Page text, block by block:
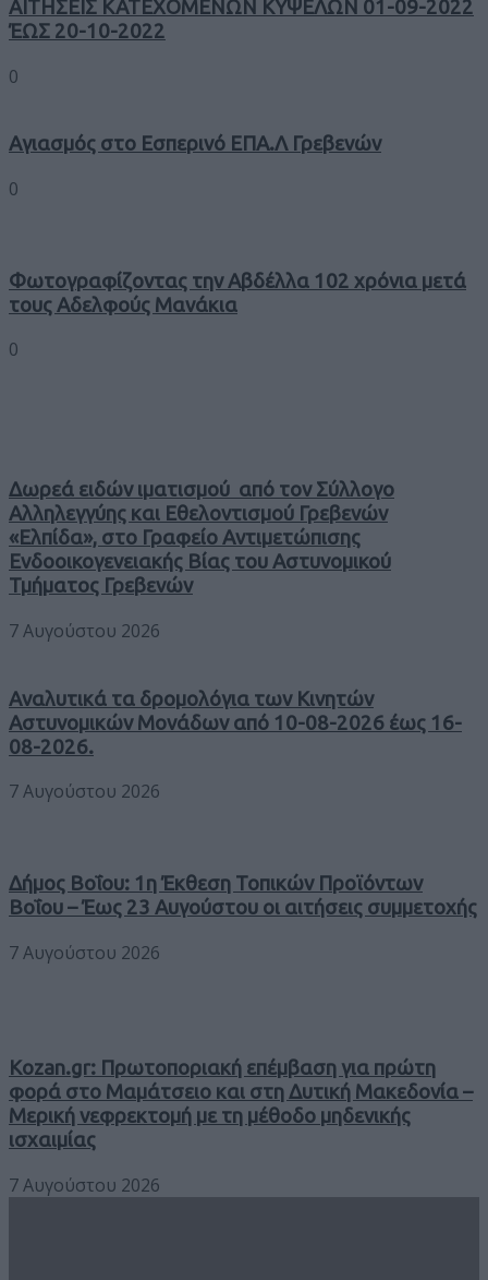
ΑΙΤΗΣΕΙΣ ΚΑΤΕΧΟΜΕΝΩΝ ΚΥΨΕΛΩΝ 01-09-2022
ΈΩΣ 20-10-2022
0
Αγιασμός στο Εσπερινό ΕΠΑ.Λ Γρεβενών
0
Φωτογραφίζοντας την Αβδέλλα 102 χρόνια μετά
τους Αδελφούς Μανάκια
0
Δωρεά ειδών ιματισμού από τον Σύλλογο
Αλληλεγγύης και Εθελοντισμού Γρεβενών
«Ελπίδα», στο Γραφείο Αντιμετώπισης
Ενδοοικογενειακής Βίας του Αστυνομικού
Τμήματος Γρεβενών
7 Αυγούστου 2026
Αναλυτικά τα δρομολόγια των Κινητών
Αστυνομικών Μονάδων από 10-08-2026 έως 16-
08-2026.
7 Αυγούστου 2026
Δήμος Βοΐου: 1η Έκθεση Τοπικών Προϊόντων
Βοΐου – Έως 23 Αυγούστου οι αιτήσεις συμμετοχής
7 Αυγούστου 2026
Kozan.gr: Πρωτοποριακή επέμβαση για πρώτη
φορά στο Μαμάτσειο και στη Δυτική Μακεδονία –
Μερική νεφρεκτομή με τη μέθοδο μηδενικής
ισχαιμίας
7 Αυγούστου 2026